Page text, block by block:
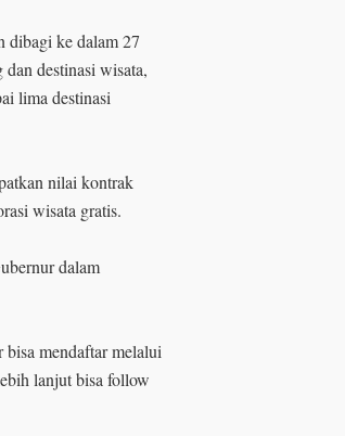
dibagi ke dalam 27
destinasi wisata,
lima destinasi
nilai kontrak
wisata gratis.
dalam
mendaftar melalui
lanjut bisa follow